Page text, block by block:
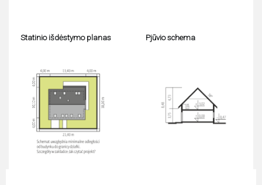
Statinio išdėstymo planas Pjūvio schema